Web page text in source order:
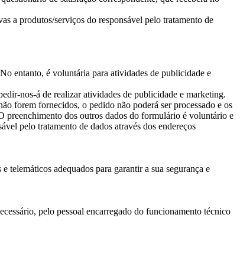
a produtos/serviços do responsável pelo tratamento de
entanto, é voluntária para atividades de publicidade e
nos-á de realizar atividades de publicidade e marketing.
forem fornecidos, o pedido não poderá ser processado e os
preenchimento dos outros dados do formulário é voluntário e
pelo tratamento de dados através dos endereços
telemáticos adequados para garantir a sua segurança e
pelo pessoal encarregado do funcionamento técnico